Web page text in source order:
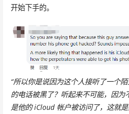
开始下手的。
“所以你是说因为这个人接听了一个
的电话被黑了？听起来不可能，因为
是他的 iCloud 帐户被访问了，这就